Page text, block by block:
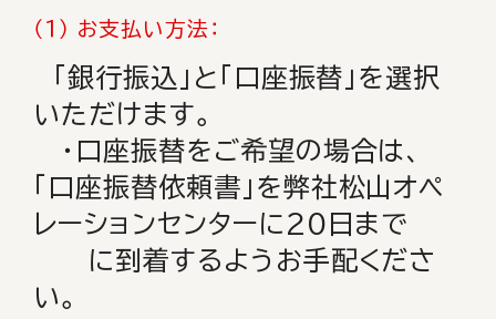
（１） お支払い方法：
「銀行振込」と「口座振替」を選択
いただけます。
・口座振替をご希望の場合は、
「口座振替依頼書」を弊社松山オペ
レーションセンターに20日まで
に到着するようお手配くださ
い。